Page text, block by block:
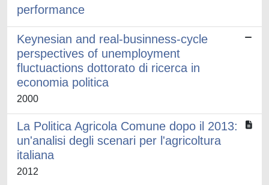
performance
Keynesian and real-businness-cycle
perspectives of unemployment
fluctuactions dottorato di ricerca in
economia politica
2000
La Politica Agricola Comune dopo il 2013:
un'analisi degli scenari per l'agricoltura
italiana
2012